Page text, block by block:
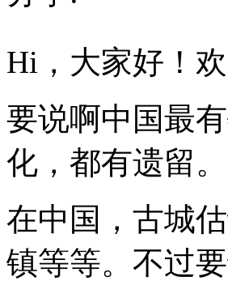
大
家
欢
迎
走
进
新
期
的
出
世
Hi，大家好！
要说啊中国最
化，都有遗留
在中国，古城
镇等等。不过